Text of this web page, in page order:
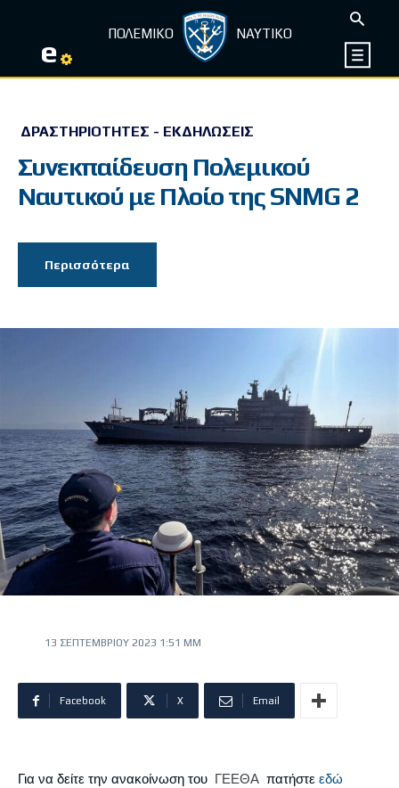
e ΠΟΛΕΜΙΚΟ ΝΑΥΤΙΚΟ
ΔΡΑΣΤΗΡΙΌΤΗΤΕΣ - ΕΚΔΗΛΏΣΕΙΣ
Συνεκπαίδευση Πολεμικού
Ναυτικού με Πλοίο της SNMG 2
Περισσότερα
13 ΣΕΠΤΕΜΒΡΊΟΥ 2023 1:51 ΜΜ
Facebook X Email
Για να δείτε την ανακοίνωση του ΓΕΕΘΑ πατήστε εδώ